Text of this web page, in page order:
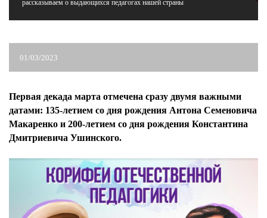
рассказываем о выдающихся педагогах нашей страны
01/03/2023
Первая декада марта отмечена сразу двумя важными
датами: 135-летием со дня рождения Антона Семеновича
Макаренко и 200-летием со дня рождения Константина
Дмитриевича Ушинского.